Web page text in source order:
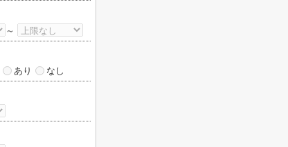
～
あり なし